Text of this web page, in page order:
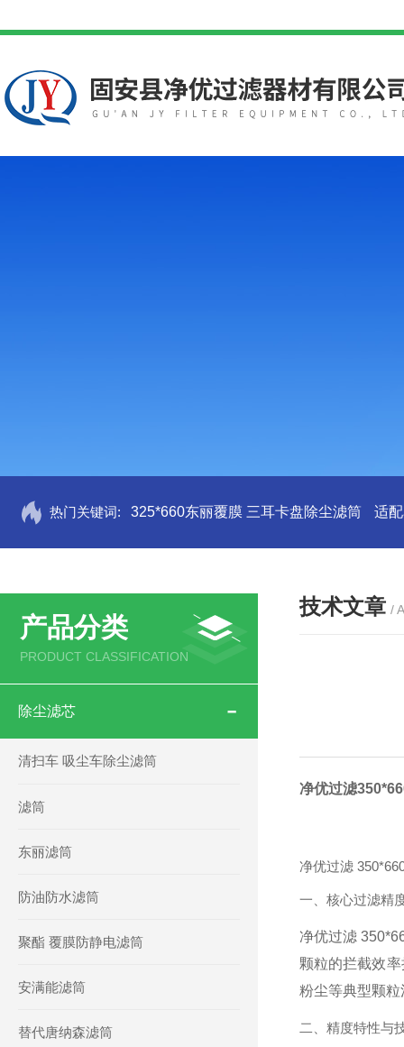
热门关键词: 325*660东丽覆膜 三耳卡盘除尘滤筒 适
产品分类
PRODUCT CLASSIFICATION
除尘滤芯
清扫车 吸尘车除尘滤筒
滤筒
东丽滤筒
防油防水滤筒
聚酯 覆膜防静电滤筒
安满能滤筒
替代唐纳森滤筒
技术文章 /
净优过滤
净优过滤
一、核心过滤精
净优过滤
颗粒的拦截效
粉尘等典型颗粒
二、精度特性与